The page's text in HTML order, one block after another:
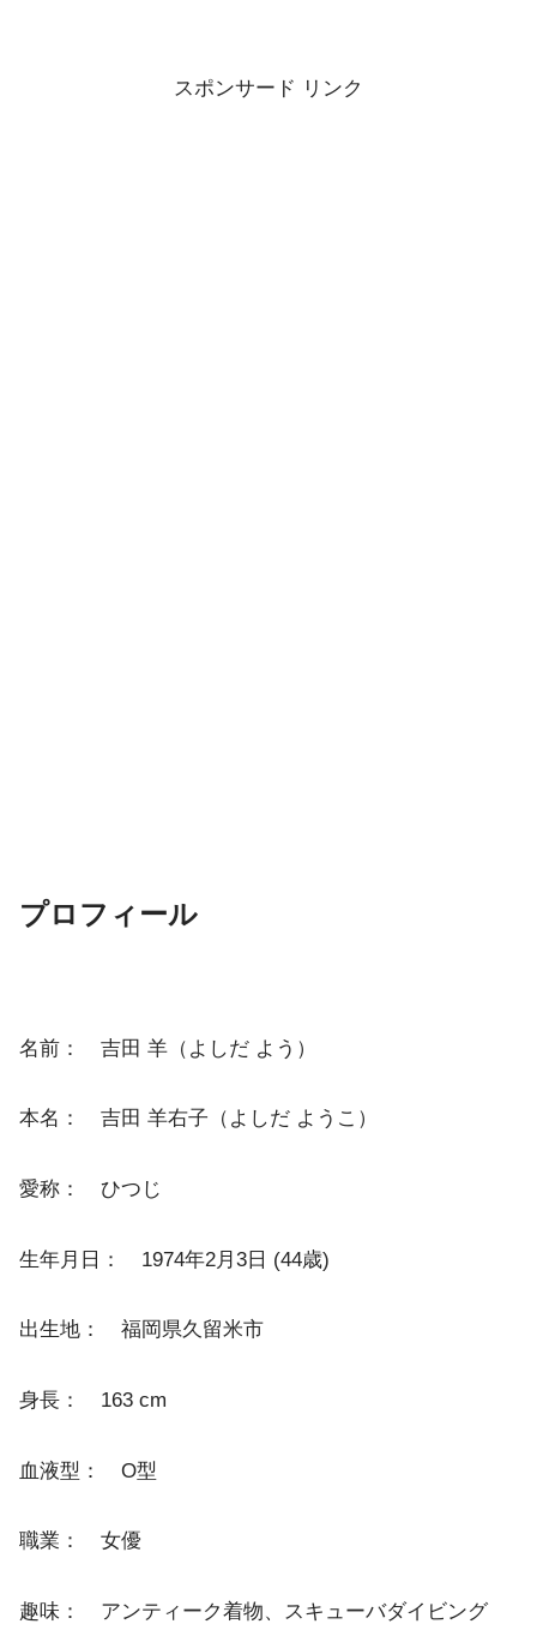
スポンサード リンク
プロフィール
名前： 吉田 羊（よしだ よう）
本名： 吉田 羊右子（よしだ ようこ）
愛称： ひつじ
生年月日： 1974年2月3日 (44歳)
出生地： 福岡県久留米市
身長： 163 cm
血液型： O型
職業： 女優
趣味： アンティーク着物、スキューバダイビング